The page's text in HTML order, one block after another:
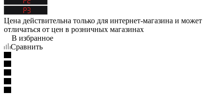
Цена действительна только для интернет-магазина и может
отличаться от цен в розничных магазинах
В избранное
Сравнить